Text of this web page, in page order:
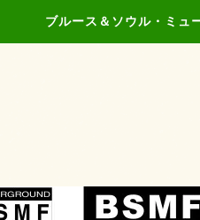
ブルース＆ソウル・ミュ